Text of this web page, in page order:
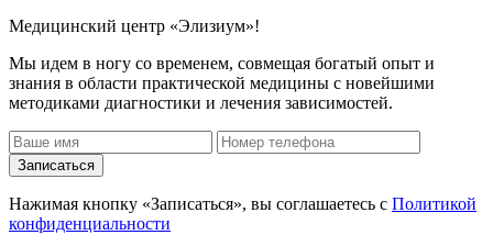
Медицинский центр «Элизиум»!
Мы идем в ногу со временем, совмещая богатый опыт и
знания в области практической медицины с новейшими
методиками диагностики и лечения зависимостей.
Записаться
Нажимая кнопку «Записаться», вы соглашаетесь с Политикой
конфиденциальности